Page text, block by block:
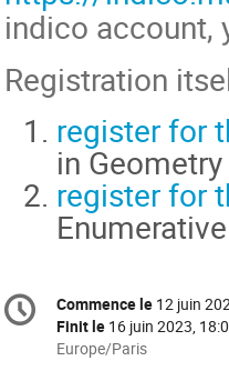
indico account,
Registration
register for
in
register for
Information
de
Date/Heure
Commence le 12 juin
Finit le 16 juin 2023,
Toutes
Europe/Paris